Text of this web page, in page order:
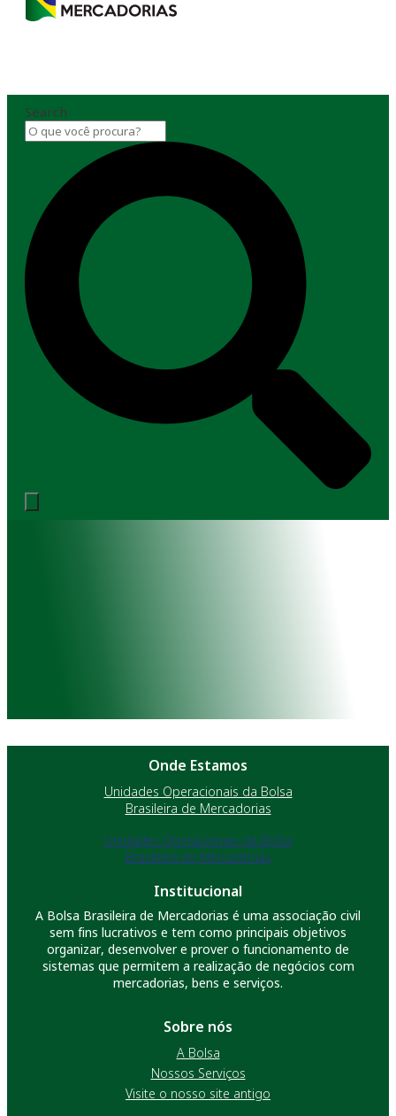
Search
Onde Estamos
Unidades Operacionais da Bolsa
Brasileira de Mercadorias
Unidades Operacionais da Bolsa
Brasileira de Mercadorias
Institucional
A Bolsa Brasileira de Mercadorias é uma associação civil
sem fins lucrativos e tem como principais objetivos
organizar, desenvolver e prover o funcionamento de
sistemas que permitem a realização de negócios com
mercadorias, bens e serviços.
Sobre nós
A Bolsa
Nossos Serviços
Visite o nosso site antigo